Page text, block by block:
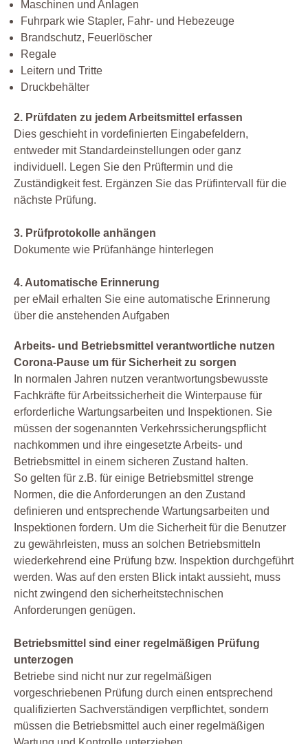
Maschinen und Anlagen
Fuhrpark wie Stapler, Fahr- und Hebezeuge
Brandschutz, Feuerlöscher
Regale
Leitern und Tritte
Druckbehälter
2. Prüfdaten zu jedem Arbeitsmittel erfassen
Dies geschieht in vordefinierten Eingabefeldern,
entweder mit Standardeinstellungen oder ganz
individuell. Legen Sie den Prüftermin und die
Zuständigkeit fest. Ergänzen Sie das Prüfintervall für die
nächste Prüfung.
3. Prüfprotokolle anhängen
Dokumente wie Prüfanhänge hinterlegen
4. Automatische Erinnerung
per eMail erhalten Sie eine automatische Erinnerung
über die anstehenden Aufgaben
Arbeits- und Betriebsmittel verantwortliche nutzen
Corona-Pause um für Sicherheit zu sorgen
In normalen Jahren nutzen verantwortungsbewusste
Fachkräfte für Arbeitssicherheit die Winterpause für
erforderliche Wartungsarbeiten und Inspektionen. Sie
müssen der sogenannten Verkehrssicherungspflicht
nachkommen und ihre eingesetzte Arbeits- und
Betriebsmittel in einem sicheren Zustand halten.
So gelten für z.B. für einige Betriebsmittel strenge
Normen, die die Anforderungen an den Zustand
definieren und entsprechende Wartungsarbeiten und
Inspektionen fordern. Um die Sicherheit für die Benutzer
zu gewährleisten, muss an solchen Betriebsmitteln
wiederkehrend eine Prüfung bzw. Inspektion durchgeführt
werden. Was auf den ersten Blick intakt aussieht, muss
nicht zwingend den sicherheitstechnischen
Anforderungen genügen.
Betriebsmittel sind einer regelmäßigen Prüfung
unterzogen
Betriebe sind nicht nur zur regelmäßigen
vorgeschriebenen Prüfung durch einen entsprechend
qualifizierten Sachverständigen verpflichtet, sondern
müssen die Betriebsmittel auch einer regelmäßigen